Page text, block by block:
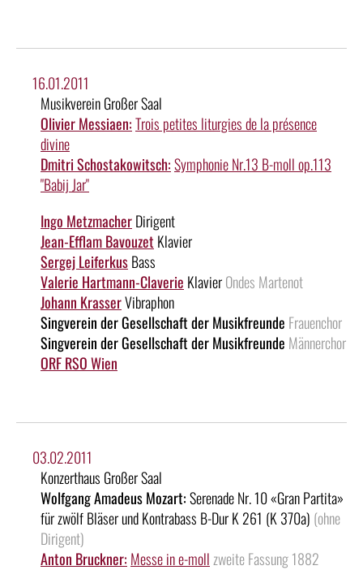
16.01.2011
Musikverein Großer Saal
Olivier Messiaen:Trois petites liturgies de la présence
divine
Dmitri Schostakowitsch:Symphonie Nr.13 B-moll op.113
"Babij Jar"
Ingo MetzmacherDirigent
Jean-Efflam Bavouzet Klavier
Sergej LeiferkusBass
Valerie Hartmann-Claverie KlavierOndes Martenot
Johann KrasserVibraphon
Singverein der Gesellschaft der Musikfreunde Frauenchor
Singverein der Gesellschaft der Musikfreunde Männerchor
ORF RSO Wien
03.02.2011
Konzerthaus Großer Saal
Wolfgang Amadeus Mozart:Serenade Nr. 10 «Gran Partita»
für zwölf Bläser und Kontrabass B-Dur K 261 (K 370a) (ohne
Dirigent)
Anton Bruckner: Messe in e-moll zweite Fassung 1882